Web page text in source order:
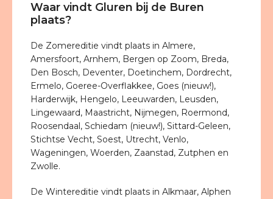
Waar vindt Gluren bij de Buren
plaats?
De Zomereditie vindt plaats in Almere,
Amersfoort, Arnhem, Bergen op Zoom, Breda,
Den Bosch, Deventer, Doetinchem, Dordrecht,
Ermelo, Goeree-Overflakkee, Goes (nieuw!),
Harderwijk, Hengelo, Leeuwarden, Leusden,
Lingewaard, Maastricht, Nijmegen, Roermond,
Roosendaal, Schiedam (nieuw!), Sittard-Geleen,
Stichtse Vecht, Soest, Utrecht, Venlo,
Wageningen, Woerden, Zaanstad, Zutphen en
Zwolle.
De Wintereditie vindt plaats in Alkmaar, Alphen